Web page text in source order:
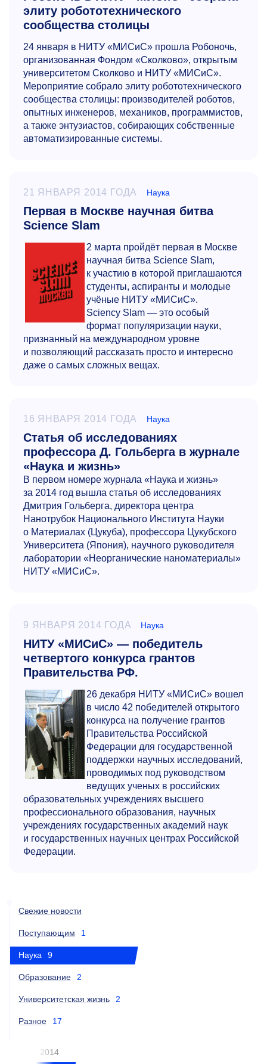
элиту робототехнического
сообщества столицы
24 января в НИТУ «МИСиС» прошла Робоночь,
организованная Фондом «Сколково», открытым
университетом Сколково и НИТУ «МИСиС».
Мероприятие собрало элиту робототехнического
сообщества столицы: производителей роботов,
опытных инженеров, механиков, программистов,
а также энтузиастов, собирающих собственные
автоматизированные системы.
21 ЯНВАРЯ 2014 ГОДА Наука
Первая в Москве научная битва
Science Slam
2 марта пройдёт первая в Москве
научная битва Science Slam,
к участию в которой приглашаются
студенты, аспиранты и молодые
учёные НИТУ «МИСиС».
Sciencу Slam — это особый
формат популяризации науки,
признанный на международном уровне
и позволяющий рассказать просто и интересно
даже о самых сложных вещах.
16 ЯНВАРЯ 2014 ГОДА Наука
Статья об исследованиях
профессора Д. Гольберга в журнале
«Наука и жизнь»
В первом номере журнала «Наука и жизнь»
за 2014 год вышла статья об исследованиях
Дмитрия Гольберга, директора центра
Нанотрубок Национального Института Науки
о Материалах (Цукуба), профессора Цукубского
Университета (Япония), научного руководителя
лаборатории «Неорганические наноматериалы»
НИТУ «МИСиС».
9 ЯНВАРЯ 2014 ГОДА Наука
НИТУ «МИСиС» — победитель
четвертого конкурса грантов
Правительства РФ.
26 декабря НИТУ «МИСиС» вошел
в число 42 победителей открытого
конкурса на получение грантов
Правительства Российской
Федерации для государственной
поддержки научных исследований,
проводимых под руководством
ведущих ученых в российских
образовательных учреждениях высшего
профессионального образования, научных
учреждениях государственных академий наук
и государственных научных центрах Российской
Федерации.
Свежие новости
Поступающим 1
Наука 9
Образование 2
Университетская жизнь 2
Разное 17
2014